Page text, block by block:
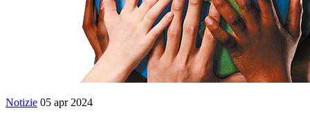
Notizie 05 apr 2024